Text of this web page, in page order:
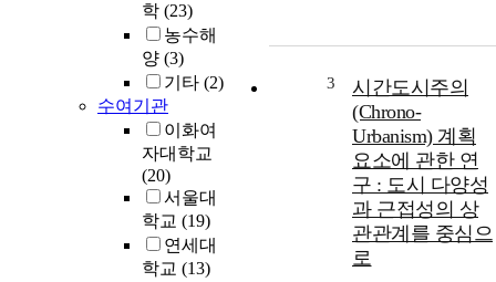
학 (23)
농수해
양 (3)
기타 (2)
수여기관
이화여
자대학교
(20)
서울대
학교 (19)
연세대
학교 (13)
3
시간도시주의
(Chrono-
Urbanism) 계획
요소에 관한 연
구 : 도시 다양성
과 근접성의 상
관관계를 중심으
로